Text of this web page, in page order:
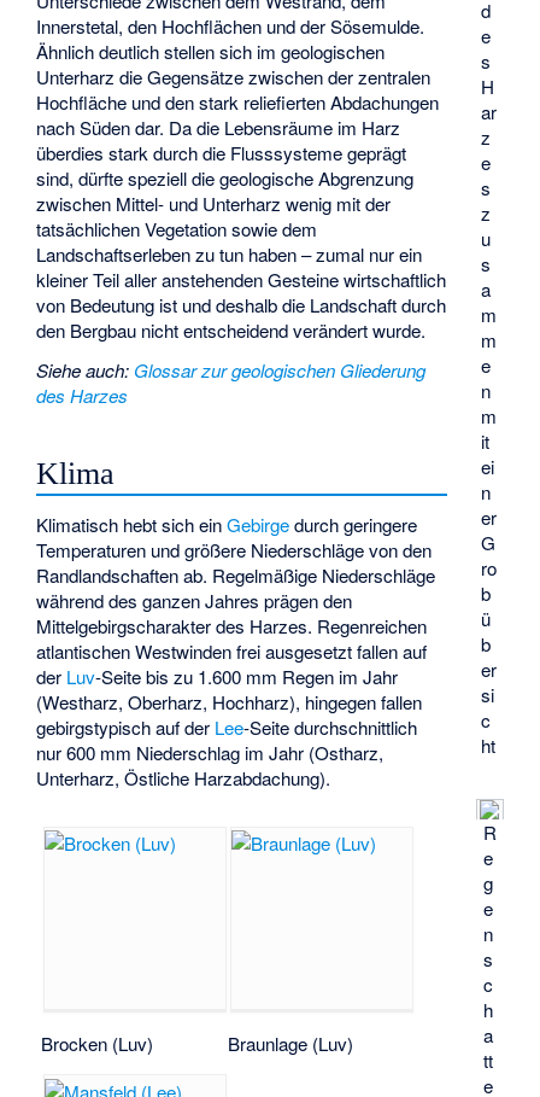
d
e
s
H
ar
z
e
s
z
u
s
a
m
m
e
n
m
it
ei
n
er
G
ro
b
ü
b
er
si
c
ht
Innerstetal, den Hochflächen und der Sösemulde.
Ähnlich deutlich stellen sich im geologischen
Unterharz die Gegensätze zwischen der zentralen
Hochfläche und den stark reliefierten Abdachungen
nach Süden dar. Da die Lebensräume im Harz
überdies stark durch die Flusssysteme geprägt
sind, dürfte speziell die geologische Abgrenzung
zwischen Mittel- und Unterharz wenig mit der
tatsächlichen Vegetation sowie dem
Landschaftserleben zu tun haben – zumal nur ein
kleiner Teil aller anstehenden Gesteine wirtschaftlich
von Bedeutung ist und deshalb die Landschaft durch
den Bergbau nicht entscheidend verändert wurde.
Siehe auch: Glossar zur geologischen Gliederung
des Harzes
Klima
R
e
g
e
n
s
c
h
a
tt
e
Klimatisch hebt sich einGebirgedurch geringere
Temperaturen und größere Niederschläge von den
Randlandschaften ab. Regelmäßige Niederschläge
während des ganzen Jahres prägen den
Mittelgebirgscharakter des Harzes. Regenreichen
atlantischen Westwinden frei ausgesetzt fallen auf
der Luv-Seite bis zu 1.600 mm Regen im Jahr
(Westharz, Oberharz, Hochharz), hingegen fallen
gebirgstypisch auf der Lee-Seite durchschnittlich
nur 600 mm Niederschlag im Jahr (Ostharz,
Unterharz, Östliche Harzabdachung).
Brocken (Luv) Braunlage (Luv)